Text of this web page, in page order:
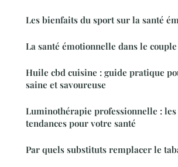
Les bienfaits du sport sur la santé
La santé émotionnelle dans le couple
Huile cbd cuisine : guide pratique
saine et savoureuse
Luminothérapie professionnelle :
tendances pour votre santé
Par quels substituts remplacer le